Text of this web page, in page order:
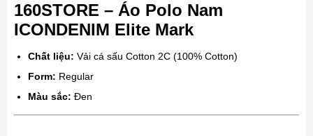
160STORE – Áo Polo Nam
ICONDENIM Elite Mark
Chất liệu: Vải cá sấu Cotton 2C (100% Cotton)
Form: Regular
Màu sắc: Đen